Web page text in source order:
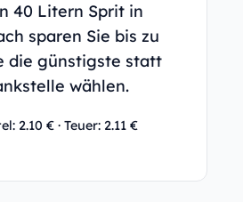
40 Litern Sprit in
sparen Sie bis zu
die günstigste statt
wählen.
2.10 € · Teuer: 2.11 €